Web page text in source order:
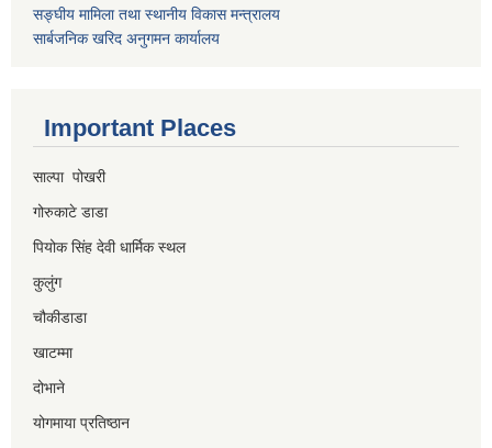
सङ्घीय मामिला तथा स्थानीय विकास मन्त्रालय
सार्बजनिक खरिद अनुगमन कार्यालय
Important Places
साल्पा पोखरी
गोरुकाटे डाडा
पियोक सिंह देवी धार्मिक स्थल
कुलुंग
चौकीडाडा
खाटम्मा
दोभाने
योगमाया प्रतिष्ठान